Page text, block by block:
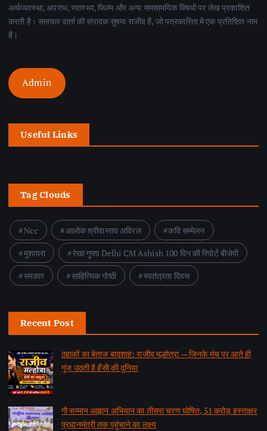
अर्थव्यवस्था, अपराध, स्वास्थ्य, फिल्म और अन्य समसामयिक विषयों पर लेख प्रकाशित
करती है। समाचार वार्ता की संपादक सुषमा राजीव हैं, जो पत्रकारिता में एक प्रतिष्ठित नाम
हैं।
Admin
Useful Links
Tag Clouds
Ncc आलोक श्रीवास्तव अविरल
कवि सम्मेलन
मुशायरा
रेखा गुप्ता Delhi CM Ashish 100 दिन की रिपोर्ट बीजेपी
सरकार
साहित्यिक गोष्ठी स्वतंत्रता दिवस
Recent Post
ठहाकों का बेताज बादशाह: राजीव मल्होत्रा — जिनके मंच पर आते ही
गूंज उठती है हँसी की दुनिया
गौ सम्मान आह्वान अभियान का तीसरा चरण घोषित, 51 करोड़ हस्ताक्षर
प्रधानमंत्री तक पहुंचाने का लक्ष्य